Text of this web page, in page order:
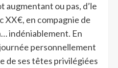
augmentant ou pas, d’le
XX€, en compagnie de
indéniablement. En
personnellement
de ses têtes privilégiées